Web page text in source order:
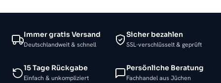
Immer gratis Versand
Deutschlandweit & schnell
Sicher bezahlen
SSL-verschlüsselt & geprüft
15 Tage Rückgabe
Einfach & unkompliziert
Persönliche Beratung
Fachhandel aus Jüchen